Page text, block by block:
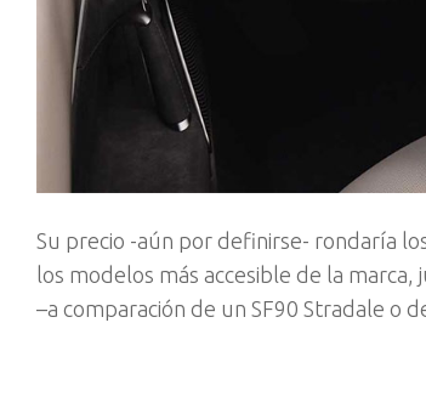
Su precio -aún por definirse- rondaría
los modelos más accesible de la
–a comparación de un SF90 Stradale o